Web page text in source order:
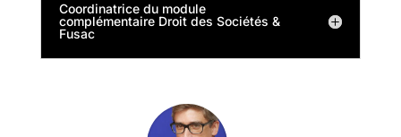
Coordinatrice du module
complémentaire Droit des Sociétés &
Fusac